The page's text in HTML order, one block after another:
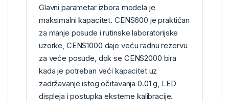
Glavni parametar izbora modela je
maksimalni kapacitet. CENS600 je praktičan
za manje posude i rutinske laboratorijske
uzorke, CENS1000 daje veću radnu rezervu
za veće posude, dok se CENS2000 bira
kada je potreban veći kapacitet uz
zadržavanje istog očitavanja 0.01 g, LED
displeja i postupka eksterne kalibracije.